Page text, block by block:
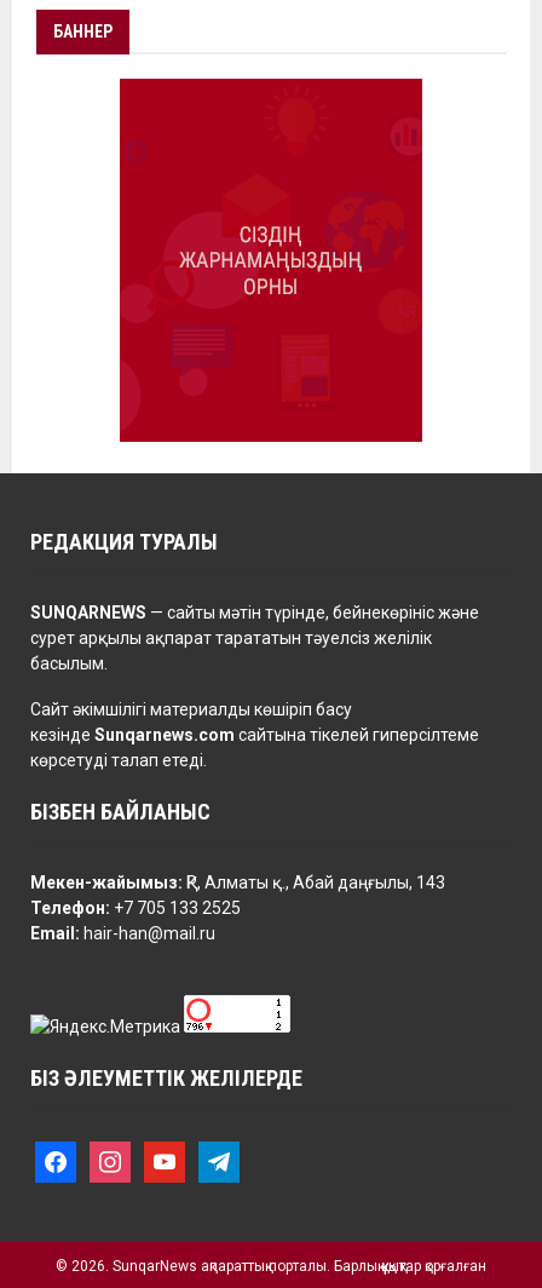
БАННЕР
РЕДАКЦИЯ ТУРАЛЫ
SUNQARNEWS — сайты мәтін түрінде, бейнекөрініс және
сурет арқылы ақпарат тарататын тәуелсіз желілік
басылым.
Сайт әкімшілігі материалды көшіріп басу
кезінде Sunqarnews.com сайтына тікелей гиперсілтеме
көрсетуді талап етеді.
БІЗБЕН БАЙЛАНЫС
Мекен-жайымыз: ҚР, Алматы қ., Абай даңғылы, 143
Телефон: +7 705 133 2525
Email: hair-han@mail.ru
БІЗ ӘЛЕУМЕТТІК ЖЕЛІЛЕРДЕ
b
a
g
u
b
g
r
© 2026. SunqarNews ақпараттық порталы. Барлық құқықтар қорғалған